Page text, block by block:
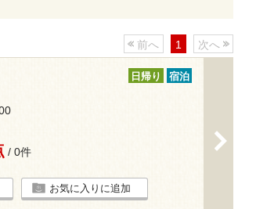
前へ 1 次へ
日帰り 宿泊
/ 0件
お気に入りに追加